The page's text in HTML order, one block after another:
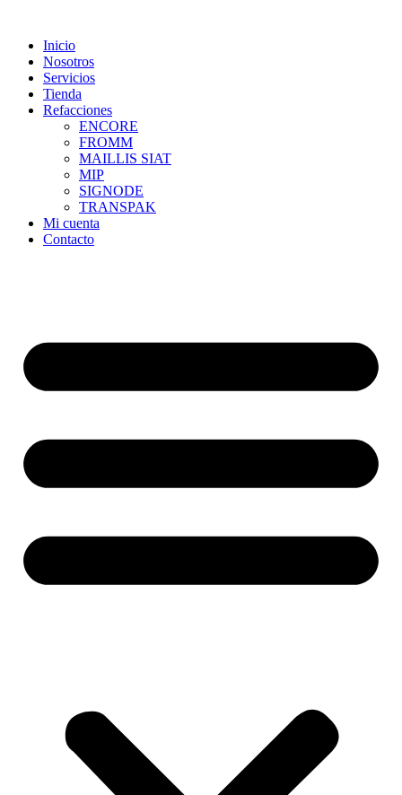
contentInicio
Nosotros
Servicios
Tienda
Refacciones
ENCORE
FROMM
MAILLIS SIAT
MIP
SIGNODE
TRANSPAK
Mi cuenta
Contacto